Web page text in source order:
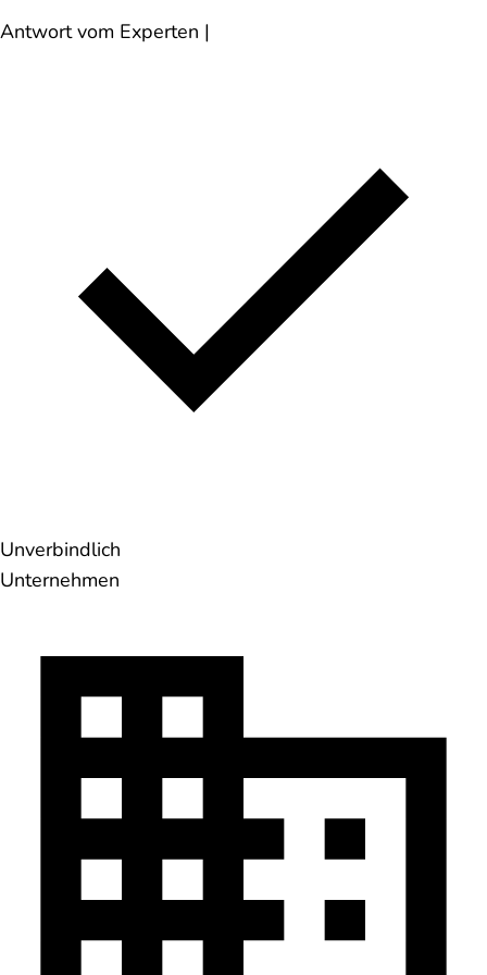
Antwort vom Experten |
Unverbindlich
Unternehmen